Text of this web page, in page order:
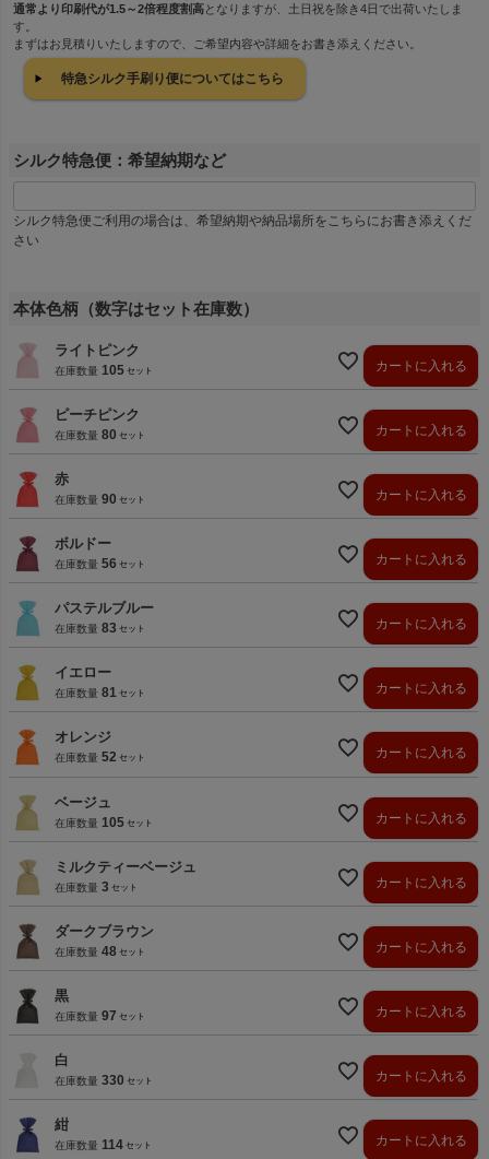
須
)
通常より印刷代が1.5～2倍程度割高となりますが、土日祝を除き4日で出荷いたしま
す。
まずはお見積りいたしますので、ご希望内容や詳細をお書き添えください。
特急シルク手刷り便についてはこちら
シルク特急便：希望納期など
シルク特急便ご利用の場合は、希望納期や納品場所をこちらにお書き添えくだ
さい
本体色柄（数字はセット在庫数）
ライトピンク
在庫数量 105 カートに入れる
ピーチピンク
在庫数量 80 カートに入れる
赤
在庫数量 90 カートに入れる
ボルドー
在庫数量 56 カートに入れる
パステルブルー
在庫数量 83 カートに入れる
イエロー
在庫数量 81 カートに入れる
オレンジ
在庫数量 52 カートに入れる
ベージュ
在庫数量 105 カートに入れる
ミルクティーベージュ
在庫数量 3 カートに入れる
ダークブラウン
在庫数量 48 カートに入れる
黒
在庫数量 97 カートに入れる
白
在庫数量 330 カートに入れる
紺
在庫数量 114 カートに入れる